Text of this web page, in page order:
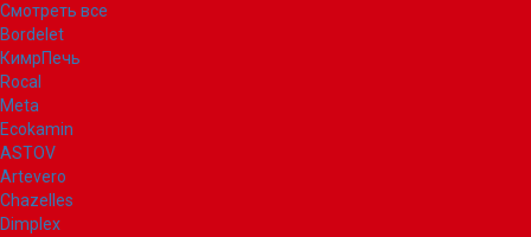
Смотреть все
Bordelet
КимрПечь
Rocal
Meta
Ecokamin
ASTOV
Artevero
Chazelles
Dimplex